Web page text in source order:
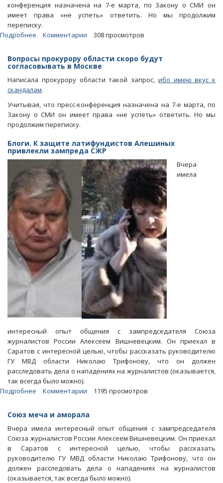
конференция назначена на 7-е марта, по Закону о СМИ он
имеет права «не успеть» ответить. Но мы продолжим
переписку.
Подробнее
пресс-
Сергея
Филипенко
пригласили
избранные
СМИ
Комментарии 308 просмотров
Вопросы прокурору области скоро будут
согласовывать в Москве
Написала прокурору области такой запрос, ибо имею вкус к
скандалам.
Учитывая, что пресс-конференция назначена на 7-е марта, по
Закону о СМИ он имеет права «не успеть» ответить. Но мы
продолжим переписку.
Блоги. К защите латифундистов Алешиных
привлекли зампреда СЖР
Вчера
имела
интересный опыт общения с зампредседателя Союза
журналистов России Алексеем Вишневецким. Он приехал в
Саратов с интересной целью, чтобы рассказать руководителю
ГУ МВД области Николаю Трифонову, что он должен
расследовать дела о нападениях на журналистов (оказывается,
так всегда было можно).
Подробнее
латифундистов
Алешиных
привлекли
зампреда
СЖР
Комментарии 1195 просмотров
Союз меча и аморала
Вчера имела интересный опыт общения с зампредседателя
Союза журналистов России Алексеем Вишневецким. Он приехал
в Саратов с интересной целью, чтобы рассказать
руководителю ГУ МВД области Николаю Трифонову, что он
должен расследовать дела о нападениях на журналистов
(оказывается, так всегда было можно).